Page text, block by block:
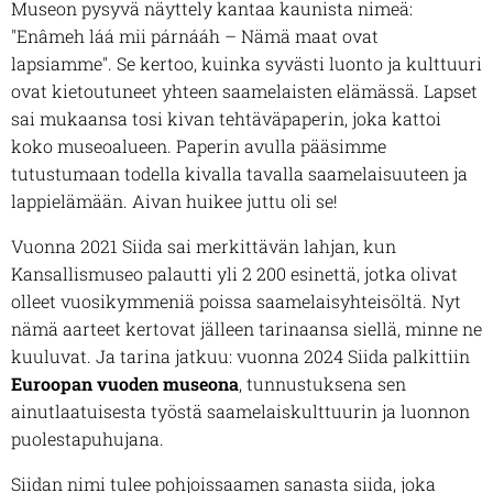
Museon pysyvä näyttely kantaa kaunista nimeä:
"Enâmeh láá mii párnááh – Nämä maat ovat
lapsiamme". Se kertoo, kuinka syvästi luonto ja kulttuuri
ovat kietoutuneet yhteen saamelaisten elämässä. Lapset
sai mukaansa tosi kivan tehtäväpaperin, joka kattoi
koko museoalueen. Paperin avulla pääsimme
tutustumaan todella kivalla tavalla saamelaisuuteen ja
lappielämään. Aivan huikee juttu oli se!
Vuonna 2021 Siida sai merkittävän lahjan, kun
Kansallismuseo palautti yli 2 200 esinettä, jotka olivat
olleet vuosikymmeniä poissa saamelaisyhteisöltä. Nyt
nämä aarteet kertovat jälleen tarinaansa siellä, minne ne
kuuluvat. Ja tarina jatkuu: vuonna 2024 Siida palkittiin
Euroopan vuoden museona, tunnustuksena sen
ainutlaatuisesta työstä saamelaiskulttuurin ja luonnon
puolestapuhujana.
Siidan nimi tulee pohjoissaamen sanastasiida, joka